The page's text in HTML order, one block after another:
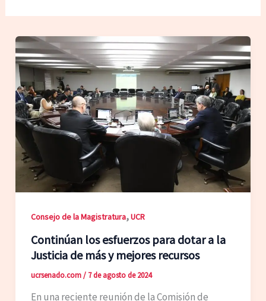
Consejo de la Magistratura,UCR
Continúan los esfuerzos para dotar a la
Justicia de más y mejores recursos
ucrsenado.com/ 7 de agosto de 2024
En una reciente reunión de la Comisión de